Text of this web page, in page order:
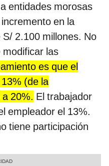
entidades morosas
en la
2.100 millones. No
las
es que el
(de la
20%. El trabajador
empleador el 13%.
tiene participación